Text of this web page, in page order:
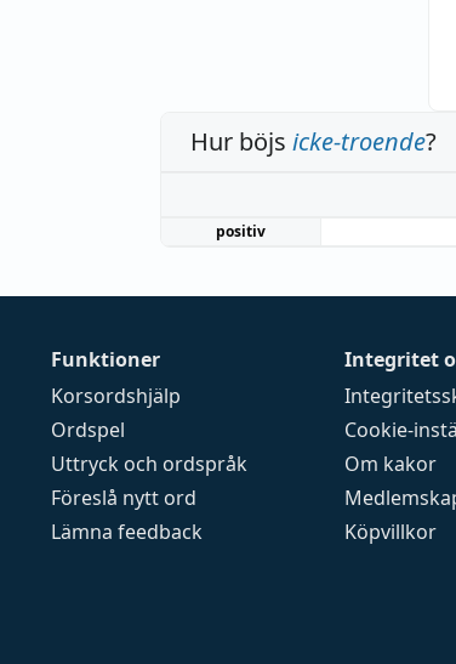
Hur böjs icke-troende?
positiv
Funktioner
Korsordshjälp
Ordspel
Uttryck och ordspråk
Föreslå nytt ord
Lämna feedback
Integritet
Cookie-
Om kakor
Köpvillkor